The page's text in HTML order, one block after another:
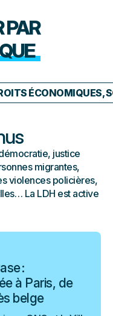
PAR
ÉCONOMIQUES,
justice
migrantes,
violences policières,
La LDH est active
:
à Paris, de
belge